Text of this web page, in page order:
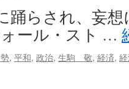
踊らされ、妄
ール・スト …
, 平和, 政治, 生駒 敬, 経済,